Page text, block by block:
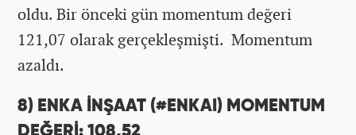
oldu. Bir önceki gün momentum değeri
121,07 olarak gerçekleşmişti. Momentum
azaldı.
8) ENKA İNŞAAT (#ENKAI) MOMENTUM
DEĞERİ: 108,52